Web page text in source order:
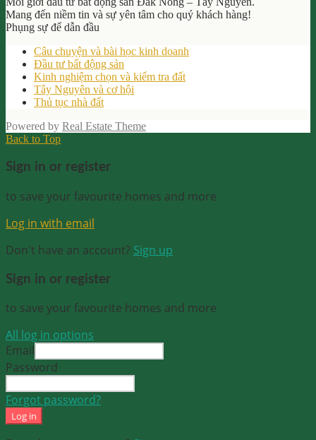
Mang đến niềm tin và sự yên tâm cho quý khách hàng!
Phụng sự để dẫn đầu
Câu chuyện và bài học kinh doanh
Đầu tư bất động sản
Kinh nghiệm chọn và kiểm tra đất
Tây Nguyên và cơ hội
Thủ tục nhà đất
Powered by Real Estate Theme
Back to Top
Sign in or register
to save your favourite homes and more
Log in with email
Don't have an account? Sign up
Sign in or register
to save your favourite homes and more
All log in options
Email
Password
Forgot password?
Log in